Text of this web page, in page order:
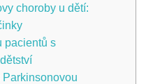
choroby​ u dětí:
pacientů s